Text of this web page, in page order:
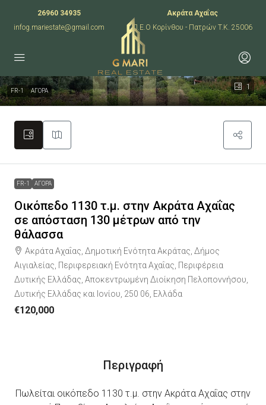
26960 34935
infog.mariestate@gmail.com
Ακράτα Αχαΐας
Π.Ε.Ο Κορίνθου - Πατρών T.K. 25006
1
FR-1 ΑΓΟΡΑ
FR-1 ΑΓΟΡΑ
Οικόπεδο 1130 τ.μ. στην Ακράτα Αχαΐας
σε απόσταση 130 μέτρων από την
θάλασσα
Ακράτα Αχαΐας, Δημοτική Ενότητα Ακράτας, Δήμος
Αιγιαλείας, Περιφερειακή Ενότητα Αχαΐας, Περιφέρεια
Δυτικής Ελλάδας, Αποκεντρωμένη Διοίκηση Πελοποννήσου,
Δυτικής Ελλάδας και Ιονίου, 250 06, Ελλάδα
€120,000
Περιγραφή
Πωλείται οικόπεδο 1130 τ.μ. στην Ακράτα Αχαΐας στην